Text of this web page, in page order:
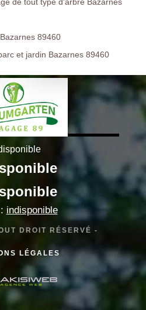
89460
et jardin Bazarnes 89460
indisponible
DROIT RÉSERVÉ -
LÉGALES